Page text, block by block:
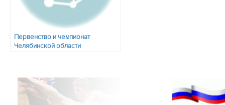
Первенство и чемпионат
Челябинской области